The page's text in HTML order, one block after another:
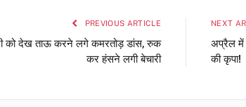
PREVIOUS ARTICLE
को देख ताऊ करने लगे कमरतोड़ डांस, रुक
कर हंसने लगी बेचारी
NEXT
अप्रैल में
की कृपा!